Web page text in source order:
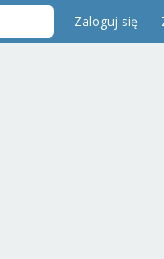
Zaloguj się